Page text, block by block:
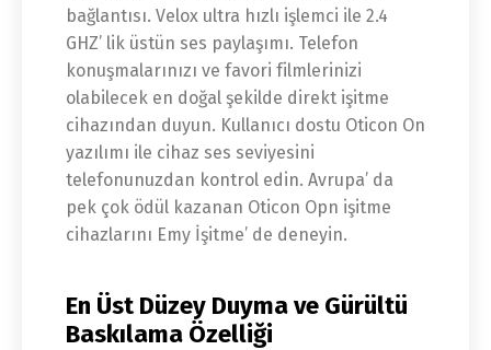
bağlantısı. Velox ultra hızlı işlemci ile 2.4
GHZ’ lik üstün ses paylaşımı. Telefon
konuşmalarınızı ve favori filmlerinizi
olabilecek en doğal şekilde direkt işitme
cihazından duyun. Kullanıcı dostu Oticon On
yazılımı ile cihaz ses seviyesini
telefonunuzdan kontrol edin. Avrupa’ da
pek çok ödül kazanan Oticon Opn işitme
cihazlarını Emy İşitme’ de deneyin.
En Üst Düzey Duyma ve Gürültü
Baskılama Özelliği